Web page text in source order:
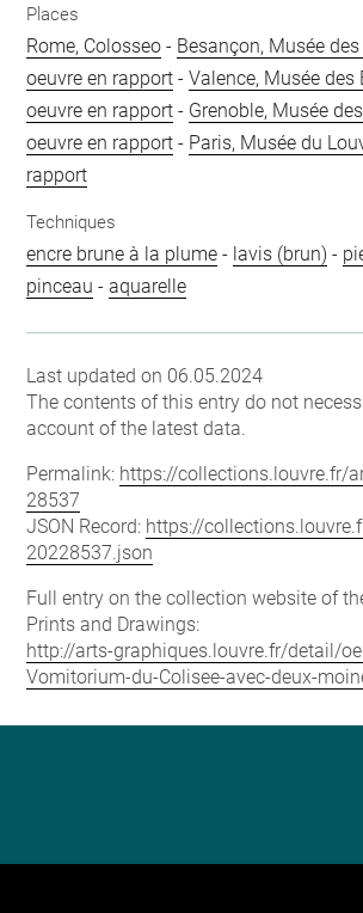
Places
Rome, Colosseo - Besançon, Musée
oeuvre en rapport -Valence, Musée des
oeuvre en rapport - Grenoble, Musée
oeuvre en rapport - Paris, Musée du
rapport
Techniques
encre brune à la plume - lavis (brun) -
pinceau -aquarelle
Last updated on 06.05.2024
The contents of this entry do not
account of the latest data.
Permalink: https://collections.louvre.fr/
28537
JSON Record: https://
20228537.json
Full entry on the collection website of
Prints and Drawings:
http://arts-graphiques.louvre.fr/detail/
Vomitorium-du-Colisee-avec-deux-